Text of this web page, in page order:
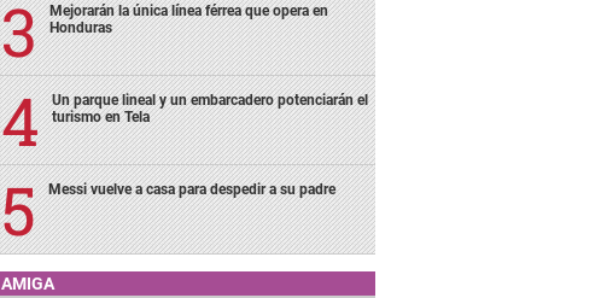
Mejorarán la única línea férrea que opera en
Honduras
Un parque lineal y un embarcadero potenciarán el
turismo en Tela
Messi vuelve a casa para despedir a su padre
AMIGA